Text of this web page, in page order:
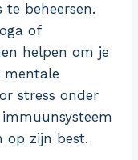
beheersen.
of
helpen om je
mentale
stress onder
op zijn best.